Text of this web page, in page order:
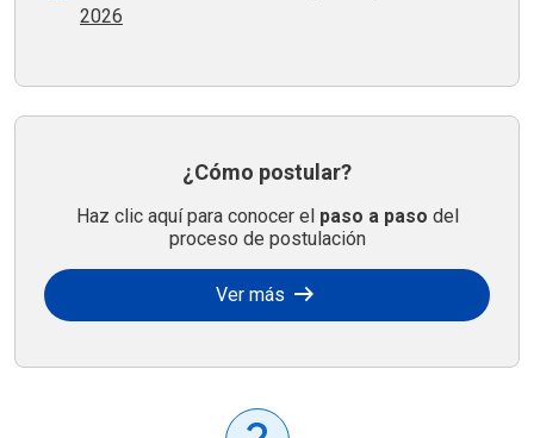
2026
¿Cómo postular?
Haz clic aquí para conocer el paso a paso del
proceso de postulación
Ver más arrow_right_alt